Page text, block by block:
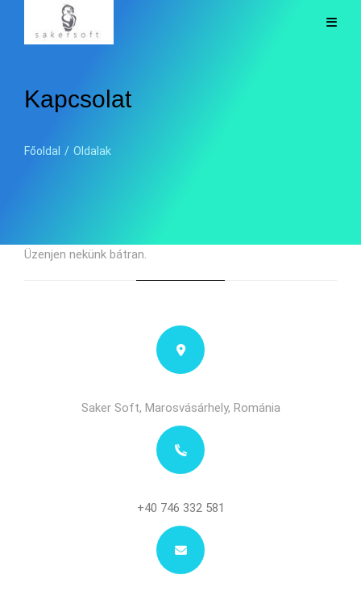
Kapcsolat
Főoldal / Oldalak
Üzenjen nekünk bátran.
Saker Soft, Marosvásárhely, Románia
+40 746 332 581